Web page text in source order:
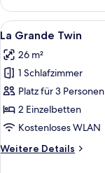
Cosy
Twin
Alle
Fotos
für
La
Grande
Twin
anzeigen
5
La Grande Twin
26 m²
1 Schlafzimmer
Platz für 3 Personen
2 Einzelbetten
Kostenloses WLAN
Weitere Details
Weitere